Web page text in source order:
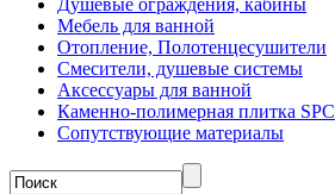
Душевые ограждения, кабины
Мебель для ванной
Отопление, Полотенцесушители
Смесители, душевые системы
Аксессуары для ванной
Каменно-полимерная плитка SPC
Сопутствующие материалы